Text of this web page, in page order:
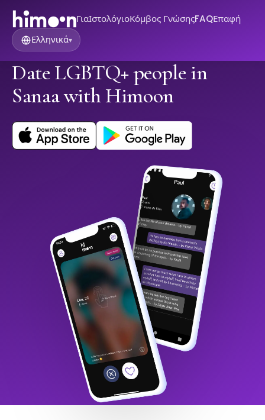
ΓιαΙστολόγιοΚόμβος ΓνώσηςFAQΕπαφή
Ελληνικά▾
Date LGBTQ+ people in
Sanaa with Himoon